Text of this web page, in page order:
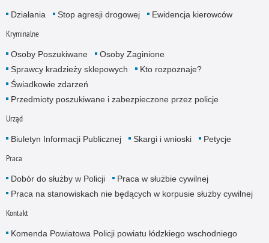
Działania Stop agresji drogowej Ewidencja kierowców
Kryminalne
Osoby Poszukiwane
Osoby Zaginione
Sprawcy kradzieży sklepowych
Kto rozpoznaje?
Świadkowie zdarzeń
Przedmioty poszukiwane i zabezpieczone przez policje
Urząd
Biuletyn Informacji Publicznej Skargi i wnioski Petycje
Praca
Dobór do służby w Policji
Praca w służbie cywilnej
Praca na stanowiskach nie będących w korpusie służby cywilnej
Kontakt
Komenda Powiatowa Policji powiatu łódzkiego wschodniego